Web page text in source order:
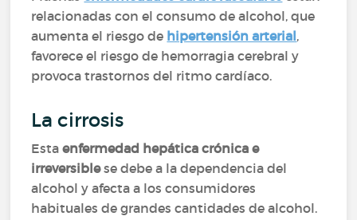
relacionadas con el consumo de alcohol, que
aumenta el riesgo de hipertensión arterial,
favorece el riesgo de hemorragia cerebral y
provoca trastornos del ritmo cardíaco.
La cirrosis
Estaenfermedad hepática crónica e
irreversiblese debe a la dependencia del
alcohol y afecta a los consumidores
habituales de grandes cantidades de alcohol.